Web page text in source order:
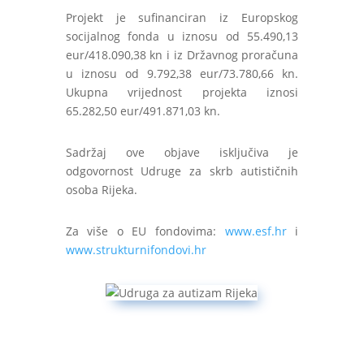
Projekt je sufinanciran iz Europskog
socijalnog fonda u iznosu od 55.490,13
eur/418.090,38 kn i iz Državnog proračuna
u iznosu od 9.792,38 eur/73.780,66 kn.
Ukupna vrijednost projekta iznosi
65.282,50 eur/491.871,03 kn.
Sadržaj ove objave isključiva je
odgovornost Udruge za skrb autističnih
osoba Rijeka.
Za više o EU fondovima: www.esf.hri
www.strukturnifondovi.hr